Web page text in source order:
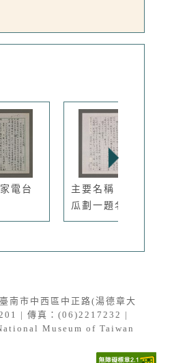
電台
主要名稱：砂金和西
瓜劃一題名...
南市中西區中正路(湯德章大
| 傳真：(06)2217232 |
Museum of Taiwan